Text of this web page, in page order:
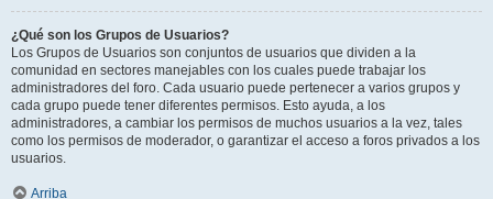
¿Qué son los Grupos de Usuarios?
Los Grupos de Usuarios son conjuntos de usuarios que dividen a la
comunidad en sectores manejables con los cuales puede trabajar los
administradores del foro. Cada usuario puede pertenecer a varios grupos y
cada grupo puede tener diferentes permisos. Esto ayuda, a los
administradores, a cambiar los permisos de muchos usuarios a la vez, tales
como los permisos de moderador, o garantizar el acceso a foros privados a los
usuarios.
Arriba